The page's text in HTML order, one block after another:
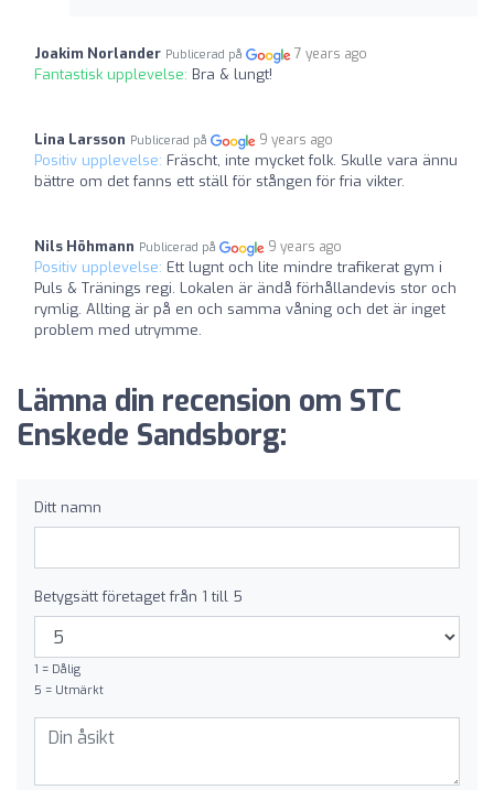
Joakim Norlander Publicerad på 7 years ago
Fantastisk upplevelse: Bra & lungt!
Lina Larsson Publicerad på 9 years ago
Positiv upplevelse: Fräscht, inte mycket folk. Skulle vara ännu
bättre om det fanns ett ställ för stången för fria vikter.
Nils Höhmann Publicerad på 9 years ago
Positiv upplevelse: Ett lugnt och lite mindre trafikerat gym i
Puls & Tränings regi. Lokalen är ändå förhållandevis stor och
rymlig. Allting är på en och samma våning och det är inget
problem med utrymme.
Lämna din recension om STC
Enskede Sandsborg:
Ditt namn
Betygsätt företaget från 1 till 5
1 = Dålig
5 = Utmärkt